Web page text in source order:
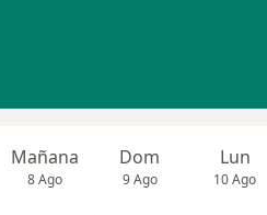
Mañana
8 Ago
Dom
9 Ago
Lun
10 Ago